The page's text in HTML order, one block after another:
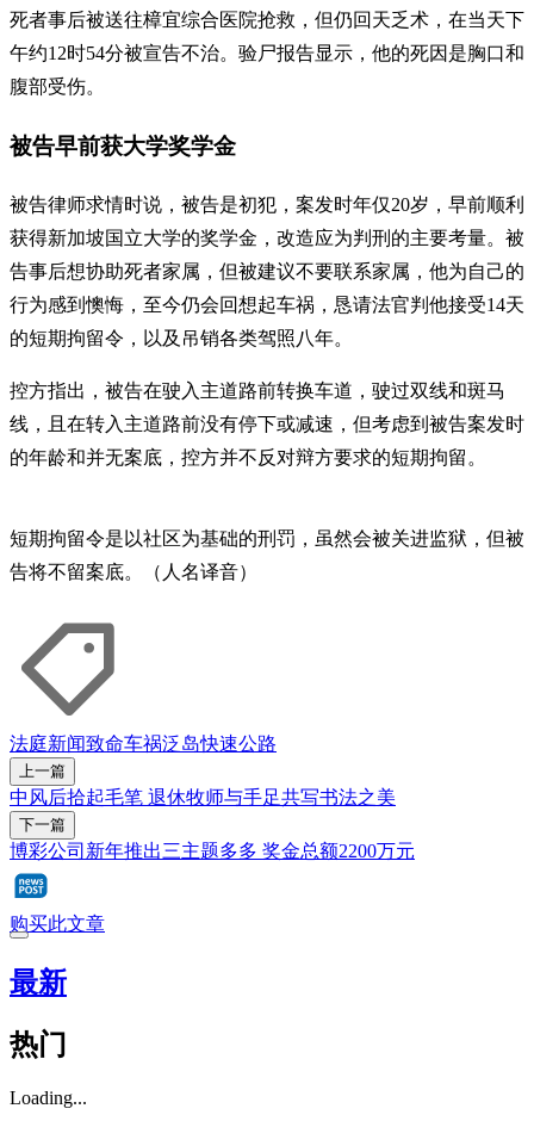
死者事后被送往樟宜综合医院抢救，但仍回天乏术，在当天下
午约12时54分被宣告不治。验尸报告显示，他的死因是胸口和
腹部受伤。
被告早前获大学奖学金
被告律师求情时说，被告是初犯，案发时年仅20岁，早前顺利
获得新加坡国立大学的奖学金，改造应为判刑的主要考量。被
告事后想协助死者家属，但被建议不要联系家属，他为自己的
行为感到懊悔，至今仍会回想起车祸，恳请法官判他接受14天
的短期拘留令，以及吊销各类驾照八年。
控方指出，被告在驶入主道路前转换车道，驶过双线和斑马
线，且在转入主道路前没有停下或减速，但考虑到被告案发时
的年龄和并无案底，控方并不反对辩方要求的短期拘留。
短期拘留令是以社区为基础的刑罚，虽然会被关进监狱，但被
告将不留案底。（人名译音）
法庭新闻致命车祸泛岛快速公路
上一篇
中风后拾起毛笔 退休牧师与手足共写书法之美
下一篇
博彩公司新年推出三主题多多 奖金总额2200万元
购买此文章
最新
热门
Loading...